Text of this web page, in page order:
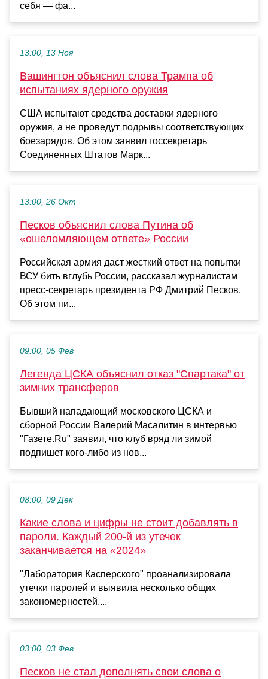
себя — фа...
13:00, 13 Ноя
Вашингтон объяснил слова Трампа об
испытаниях ядерного оружия
США испытают средства доставки ядерного
оружия, а не проведут подрывы соответствующих
боезарядов. Об этом заявил госсекретарь
Соединенных Штатов Марк...
13:00, 26 Окт
Песков объяснил слова Путина об
«ошеломляющем ответе» России
Российская армия даст жесткий ответ на попытки
ВСУ бить вглубь России, рассказал журналистам
пресс-секретарь президента РФ Дмитрий Песков.
Об этом пи...
09:00, 05 Фев
Легенда ЦСКА объяснил отказ "Спартака" от
зимних трансферов
Бывший нападающий московского ЦСКА и
сборной России Валерий Масалитин в интервью
"Газете.Ru" заявил, что клуб вряд ли зимой
подпишет кого-либо из нов...
08:00, 09 Дек
Какие слова и цифры не стоит добавлять в
пароли. Каждый 200-й из утечек
заканчивается на «2024»
"Лаборатория Касперского" проанализировала
утечки паролей и выявила несколько общих
закономерностей....
03:00, 03 Фев
Песков не стал дополнять свои слова о